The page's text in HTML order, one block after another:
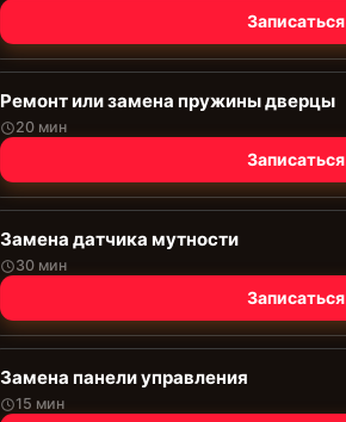
Записаться
Ремонт или замена пружины дверцы
20 мин
Записаться
Замена датчика мутности
30 мин
Записаться
Замена панели управления
15 мин